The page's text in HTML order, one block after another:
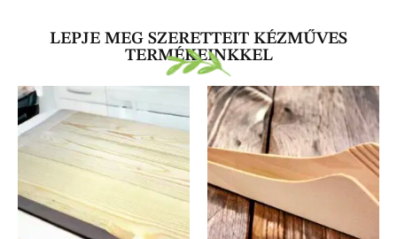
LEPJE MEG SZERETTEIT KÉZMŰVES
TERMÉKEINKKEL